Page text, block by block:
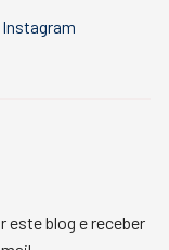
Instagram
este blog e receber